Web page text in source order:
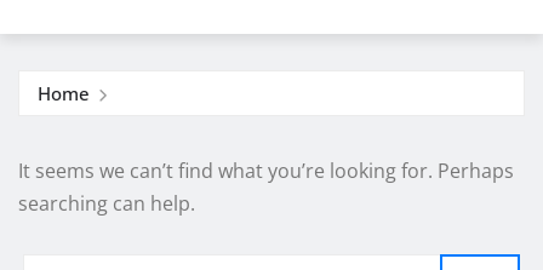
Home
It seems we can’t find what you’re looking for. Perhaps
searching can help.